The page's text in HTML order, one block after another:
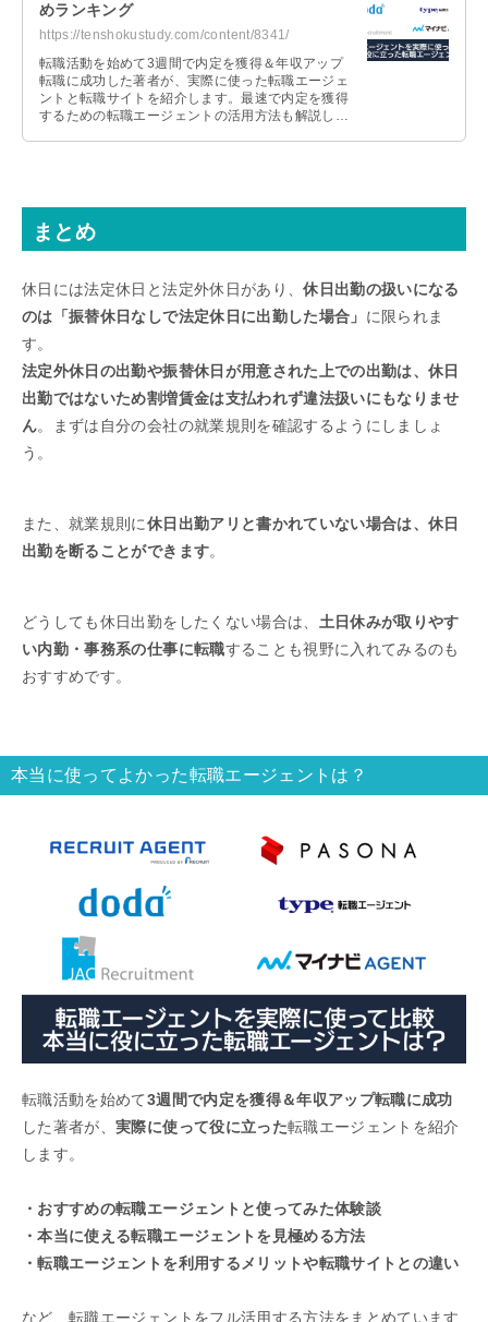
めランキング
https://tenshokustudy.com/content/8341/
転職活動を始めて3週間で内定を獲得＆年収アップ
転職に成功した著者が、実際に使った転職エージェ
ントと転職サイトを紹介します。最速で内定を獲得
するための転職エージェントの活用方法も解説しま
まとめ
休日には法定休日と法定外休日があり、休日出勤の扱いになる
のは「振替休日なしで法定休日に出勤した場合」 に限られま
す。
法定外休日の出勤や振替休日が用意された上での出勤は、休日
出勤ではないため割増賃金は支払われず違法扱いにもなりませ
ん。まずは自分の会社の就業規則を確認するようにしましょ
う。
また、就業規則に休日出勤アリと書かれていない場合は、休日
出勤を断ることができます。
どうしても休日出勤をしたくない場合は、 土日休みが取りやす
い内勤・事務系の仕事に転職することも視野に入れてみるのも
おすすめです。
本当に使ってよかった転職エージェントは？
転職活動を始めて3週間で内定を獲得＆年収アップ転職に成功
した著者が、実際に使って役に立った転職エージェントを紹介
します。
・おすすめの転職エージェントと使ってみた体験談
・本当に使える転職エージェントを見極める方法
・転職エージェントを利用するメリットや転職サイトとの違い
など、転職エージェントをフル活用する方法をまとめています